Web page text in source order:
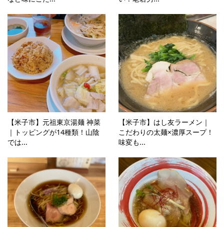
【米子市】元祖東京湯麺 神菜
｜トッピングが14種類！山陰
では...
【米子市】はし友ラーメン｜
こだわりの太麺×濃厚スープ！
味変も...